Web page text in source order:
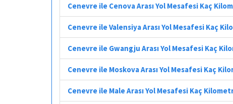
Cenevre ile Cenova Arası Yol Mesafesi Kaç
Cenevre ile Valensiya Arası Yol Mesafesi Kaç
Cenevre ile Gwangju Arası Yol Mesafesi Kaç
Cenevre ile Moskova Arası Yol Mesafesi Kaç
Cenevre ile Male Arası Yol Mesafesi Kaç